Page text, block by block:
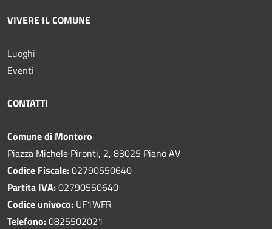
VIVERE IL COMUNE
Luoghi
Eventi
CONTATTI
Comune di Montoro
Piazza Michele Pironti, 2, 83025 Piano AV
Codice Fiscale:02790550640
Partita IVA:02790550640
Codice univoco: UF1WFR
Telefono:0825502021